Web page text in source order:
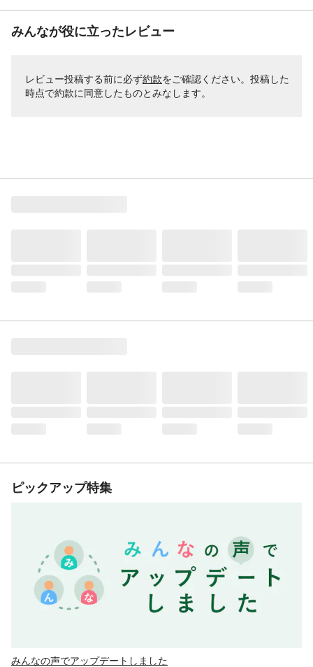
みんなが役に立ったレビュー
レビュー投稿する前に必ず約款をご確認ください。投稿した
時点で約款に同意したものとみなします。
ピックアップ特集
みんなの声でアップデートしました